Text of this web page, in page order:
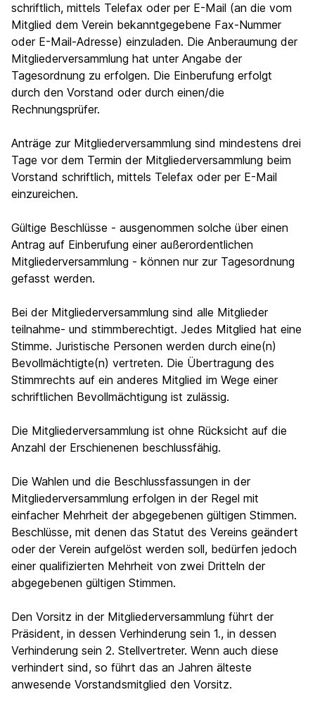
schriftlich, mittels Telefax oder per E-Mail (an die vom
Mitglied dem Verein bekanntgegebene Fax-Nummer
oder E-Mail-Adresse) einzuladen. Die Anberaumung der
Mitgliederversammlung hat unter Angabe der
Tagesordnung zu erfolgen. Die Einberufung erfolgt
durch den Vorstand oder durch einen/die
Rechnungsprüfer.
Anträge zur Mitgliederversammlung sind mindestens drei
Tage vor dem Termin der Mitgliederversammlung beim
Vorstand schriftlich, mittels Telefax oder per E-Mail
einzureichen.
Gültige Beschlüsse - ausgenommen solche über einen
Antrag auf Einberufung einer außerordentlichen
Mitgliederversammlung - können nur zur Tagesordnung
gefasst werden.
Bei der Mitgliederversammlung sind alle Mitglieder
teilnahme- und stimmberechtigt. Jedes Mitglied hat eine
Stimme. Juristische Personen werden durch eine(n)
Bevollmächtigte(n) vertreten. Die Übertragung des
Stimmrechts auf ein anderes Mitglied im Wege einer
schriftlichen Bevollmächtigung ist zulässig.
Die Mitgliederversammlung ist ohne Rücksicht auf die
Anzahl der Erschienenen beschlussfähig.
Die Wahlen und die Beschlussfassungen in der
Mitgliederversammlung erfolgen in der Regel mit
einfacher Mehrheit der abgegebenen gültigen Stimmen.
Beschlüsse, mit denen das Statut des Vereins geändert
oder der Verein aufgelöst werden soll, bedürfen jedoch
einer qualifizierten Mehrheit von zwei Dritteln der
abgegebenen gültigen Stimmen.
Den Vorsitz in der Mitgliederversammlung führt der
Präsident, in dessen Verhinderung sein 1., in dessen
Verhinderung sein 2. Stellvertreter. Wenn auch diese
verhindert sind, so führt das an Jahren älteste
anwesende Vorstandsmitglied den Vorsitz.